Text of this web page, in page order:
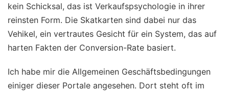
kein Schicksal, das ist Verkaufspsychologie in ihrer
reinsten Form. Die Skatkarten sind dabei nur das
Vehikel, ein vertrautes Gesicht für ein System, das auf
harten Fakten der Conversion-Rate basiert.
Ich habe mir die Allgemeinen Geschäftsbedingungen
einiger dieser Portale angesehen. Dort steht oft im